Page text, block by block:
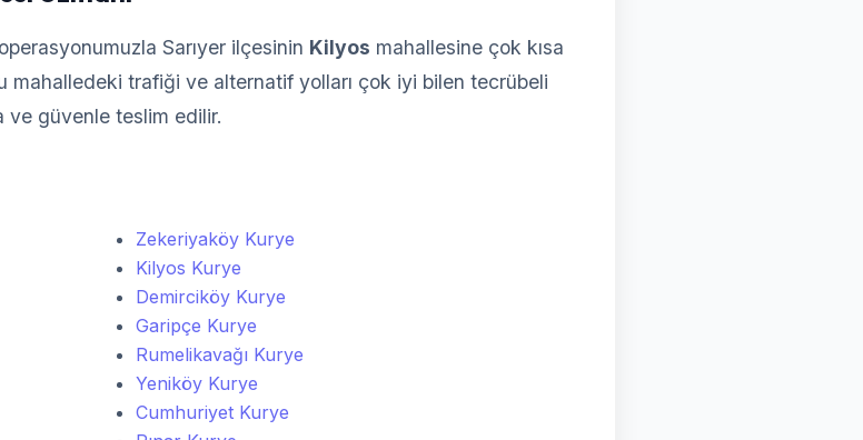
Sarıyer ilçesinin Kilyos mahallesine çok kısa
mahalledeki trafiği ve alternatif yolları çok iyi bilen tecrübeli
ve güvenle teslim edilir.
Zekeriyaköy Kurye
Kilyos Kurye
Demirciköy Kurye
Garipçe Kurye
Rumelikavağı Kurye
Yeniköy Kurye
Cumhuriyet Kurye